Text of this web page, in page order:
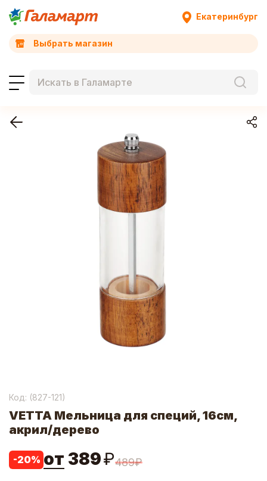
Екатеринбург
Выбрать магазин
Код: (827-121)
VETTA Мельница для специй, 16см,
акрил/дерево
-20% от 389₽489₽